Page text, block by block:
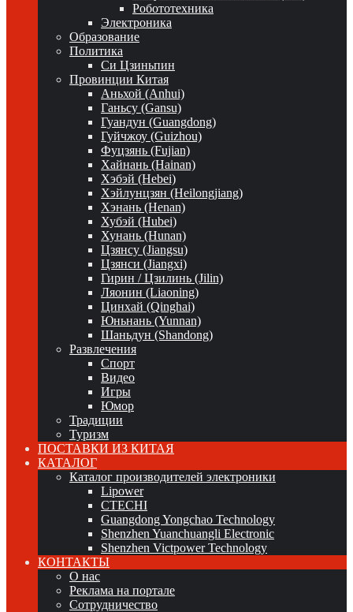
Робототехника
Электроника
Образование
Политика
Си Цзиньпин
Провинции Китая
Аньхой (Anhui)
Ганьсу (Gansu)
Гуандун (Guangdong)
Гуйчжоу (Guizhou)
Фуцзянь (Fujian)
Хайнань (Hainan)
Хэбэй (Hebei)
Хэйлунцзян (Heilongjiang)
Хэнань (Henan)
Хубэй (Hubei)
Хунань (Hunan)
Цзянсу (Jiangsu)
Цзянси (Jiangxi)
Гирин / Цзилинь (Jilin)
Ляонин (Liaoning)
Цинхай (Qinghai)
Юньнань (Yunnan)
Шаньдун (Shandong)
Развлечения
Спорт
Видео
Игры
Юмор
Традиции
Туризм
ПОСТАВКИ ИЗ КИТАЯ
КАТАЛОГ
Каталог производителей электроники
Lipower
CTECHI
Guangdong Yongchao Technology
Shenzhen Yuanchuangli Electronic
Shenzhen Victpower Technology
КОНТАКТЫ
О нас
Реклама на портале
Сотрудничество